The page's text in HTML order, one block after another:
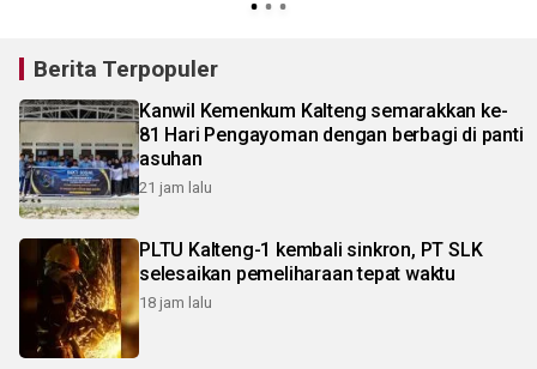
Berita Terpopuler
Kanwil Kemenkum Kalteng semarakkan ke-
81 Hari Pengayoman dengan berbagi di panti
asuhan
21 jam lalu
PLTU Kalteng-1 kembali sinkron, PT SLK
selesaikan pemeliharaan tepat waktu
18 jam lalu